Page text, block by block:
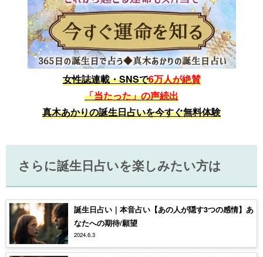
女性誌連載・SNSで6万人が絶賛
「当たった」の声続出
真木あかりの誕生日占いを今すぐ無料体験
さらに誕生日占いを楽しみたい方は
誕生日占い｜本音占い【あの人が隠す3つの感情】あ
なたへの期待/願望
2024.6.3